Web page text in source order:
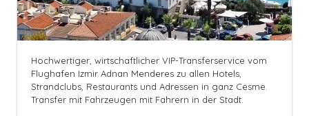
Hochwertiger, wirtschaftlicher VIP-Transferservice vom
Flughafen Izmir Adnan Menderes zu allen Hotels,
Strandclubs, Restaurants und Adressen in ganz Cesme.
Transfer mit Fahrzeugen mit Fahrern in der Stadt.